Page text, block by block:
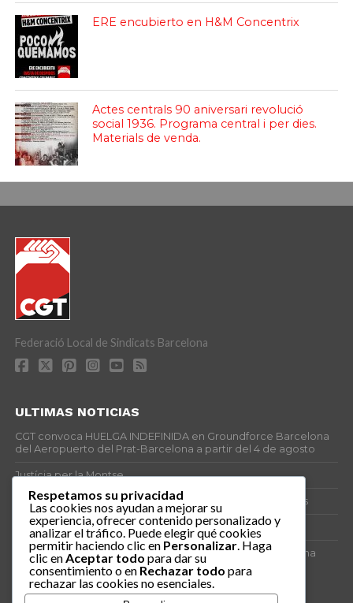
ERE encubierto en H&M Concentrix
Actes centrals 90 aniversari revolució
social 1936. Programa central i per dies.
Materials de venda.
Federació Local de Sindicats Barcelona
ULTIMAS NOTICIAS
CGT convoca HUELGA INDEFINIDA en Groundforce Barcelona
del Aeropuerto del Prat-Barcelona a partir del 4 de agosto
Justícia per la Montse
25J – Día Mundial para la Prevención de los Ahogamientos
ERE encubierto en H&M Concentrix
Actes centrals 90 aniversari revolució social 1936. Programa
central i per dies. Materials de venda.
Respetamos su privacidad
Las cookies nos ayudan a mejorar su
experiencia, ofrecer contenido personalizado y
analizar el tráfico. Puede elegir qué cookies
permitir haciendo clic en Personalizar . Haga
clic en Aceptar todo para dar su
consentimiento o en Rechazar todo para
rechazar las cookies no esenciales.